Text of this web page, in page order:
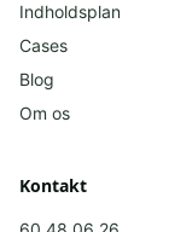
Indholdsplan
Cases
Blog
Om os
Kontakt